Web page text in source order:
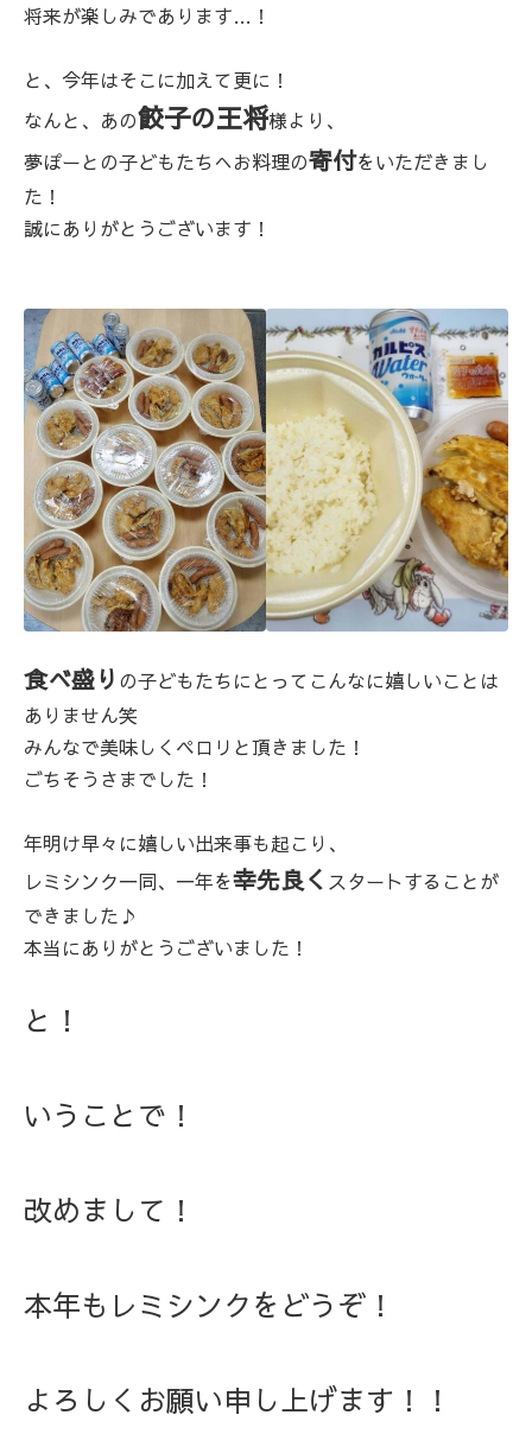
将来が楽しみであります…！
と、今年はそこに加えて更に！
なんと、あの餃子の王将様より、
夢ぽーとの子どもたちへお料理の寄付をいただきまし
た！
誠にありがとうございます！
食べ盛り の子どもたちにとってこんなに嬉しいことは
ありません笑
みんなで美味しくペロリと頂きました！
ごちそうさまでした！
年明け早々に嬉しい出来事も起こり、
レミシンク一同、一年を幸先良く スタートすることが
できました♪
本当にありがとうございました！
と！
いうことで！
改めまして！
本年もレミシンクをどうぞ！
よろしくお願い申し上げます！！